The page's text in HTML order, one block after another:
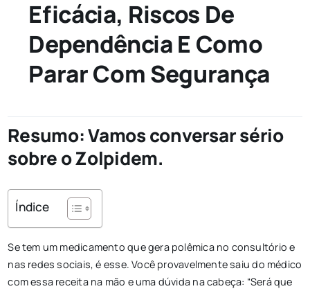
Eficácia, Riscos De
Dependência E Como
Parar Com Segurança
Resumo: Vamos conversar sério
sobre o Zolpidem.
Índice
Se tem um medicamento que gera polêmica no consultório e
nas redes sociais, é esse. Você provavelmente saiu do médico
com essa receita na mão e uma dúvida na cabeça: “Será que